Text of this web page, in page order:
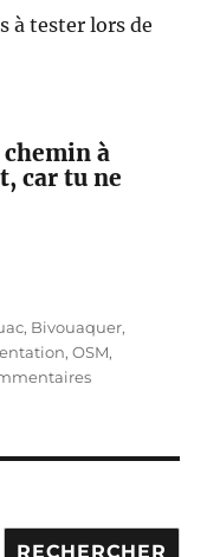
à tester lors de
à
car tu ne
, Bivouaquer,
,OSM,
sur
–
avant
RECHERCHER